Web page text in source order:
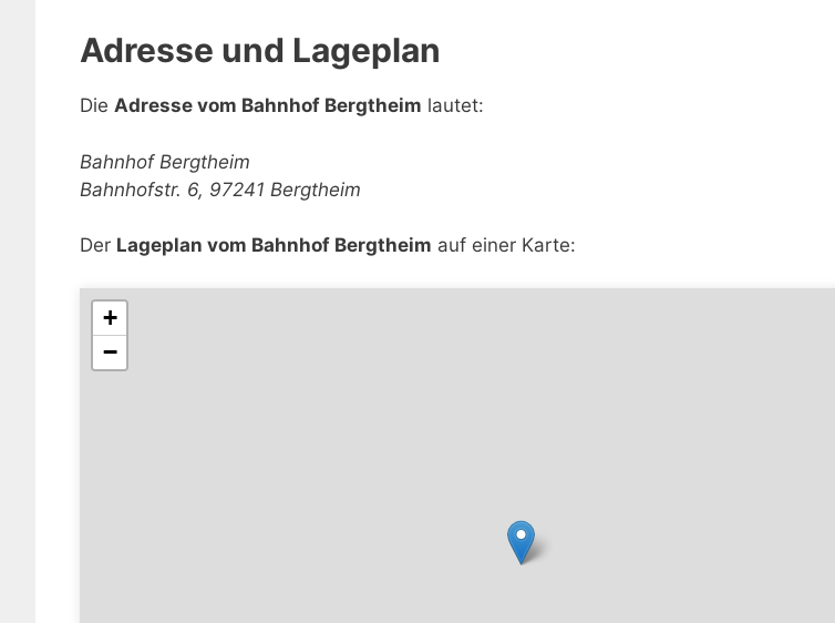
Adresse und Lageplan
Die Adresse vom Bahnhof Bergtheim lautet:
Bahnhof Bergtheim
Bahnhofstr. 6, 97241 Bergtheim
Der Lageplan vom Bahnhof Bergtheim auf einer Karte:
+
−